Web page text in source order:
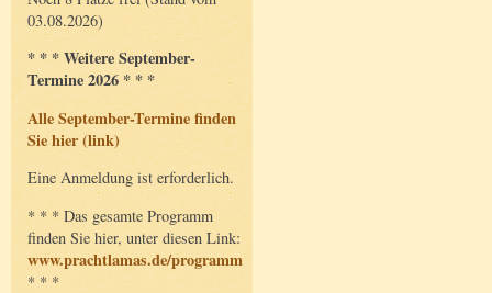
03.08.2026)
* * * Weitere September-
Termine 2026 * * *
Alle September-Termine finden
Sie hier (link)
Eine Anmeldung ist erforderlich.
* * * Das gesamte Programm
finden Sie hier, unter diesen Link:
www.prachtlamas.de/programm
* * *